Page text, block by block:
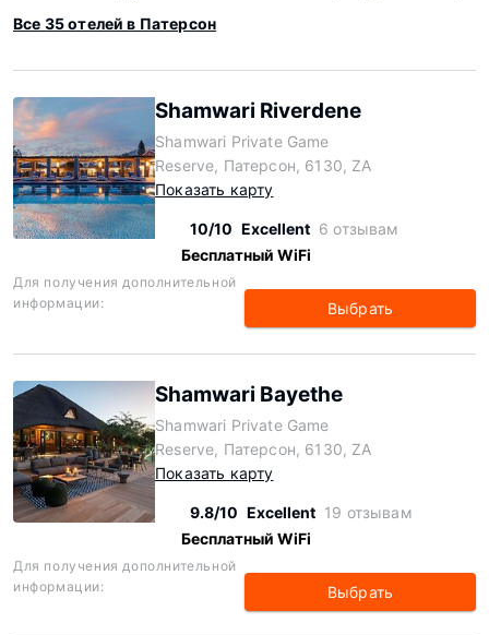
Все 35 отелей в Патерсон
Shamwari Riverdene
Shamwari Private Game
Reserve, Патерсон, 6130, ZA
Показать карту
10/10 Excellent 6 отзывам
Бесплатный WiFi
Для получения дополнительной
информации:
Выбрать
Shamwari Bayethe
Shamwari Private Game
Reserve, Патерсон, 6130, ZA
Показать карту
9.8/10 Excellent 19 отзывам
Бесплатный WiFi
Для получения дополнительной
информации:
Выбрать